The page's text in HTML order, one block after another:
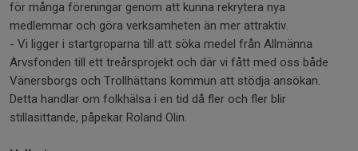
för många föreningar genom att kunna rekrytera nya
medlemmar och göra verksamheten än mer attraktiv.
- Vi ligger i startgroparna till att söka medel från Allmänna
Arvsfonden till ett treårsprojekt och där vi fått med oss både
Vänersborgs och Trollhättans kommun att stödja ansökan.
Detta handlar om folkhälsa i en tid då fler och fler blir
stillasittande, påpekar Roland Olin.